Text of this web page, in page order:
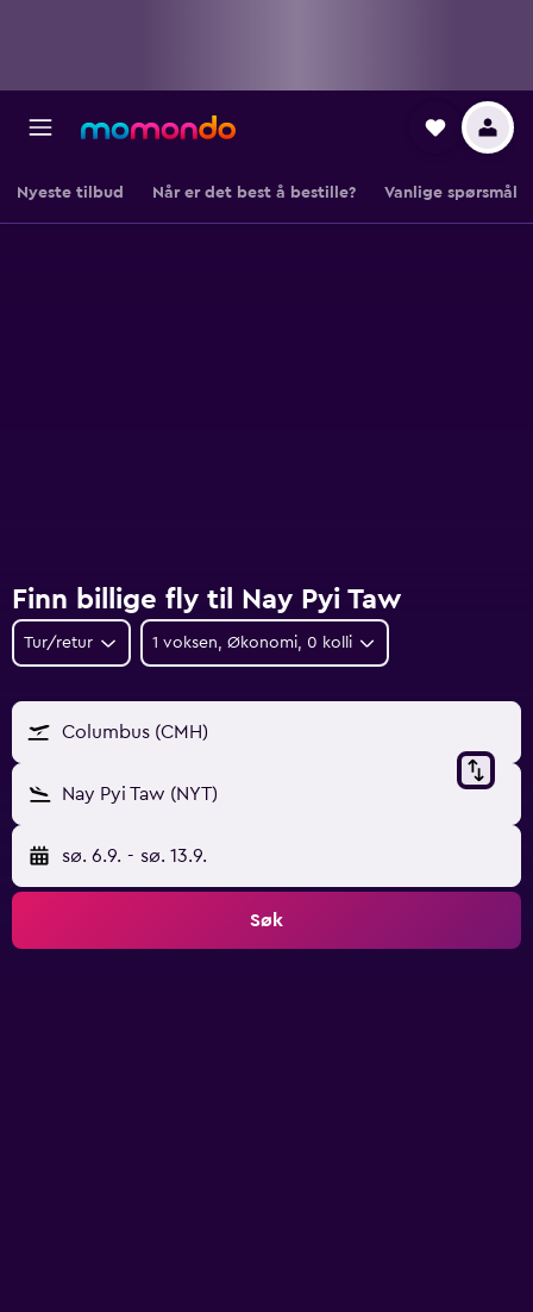
Nyeste tilbud Når er det best å bestille? Vanlige spørsmål
Finn billige fly til Nay Pyi Taw
Tur/retur 1 voksen, Økonomi, 0 kolli
Columbus (CMH)
Nay Pyi Taw (NYT)
sø. 6.9. - sø. 13.9.
Søk